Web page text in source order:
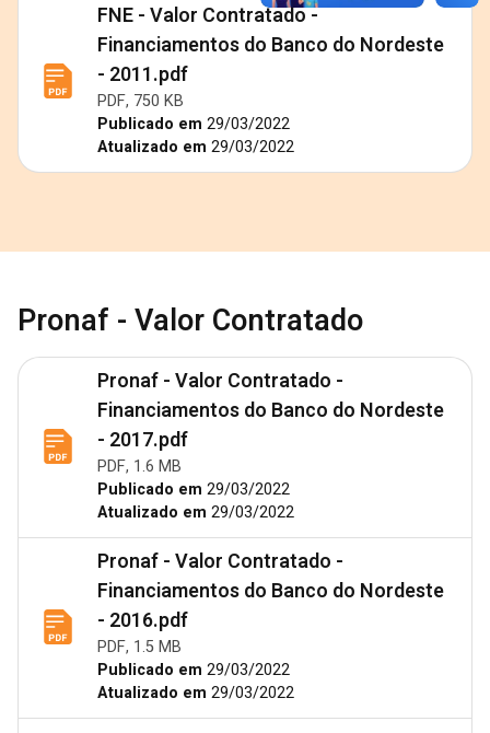
FNE - Valor Contratado -
Financiamentos do Banco do Nordeste
- 2011.pdf
PDF, 750 KB
Publicado em 29/03/2022
Atualizado em 29/03/2022
Pronaf - Valor Contratado
Pronaf - Valor Contratado -
Financiamentos do Banco do Nordeste
- 2017.pdf
PDF, 1.6 MB
Publicado em 29/03/2022
Atualizado em 29/03/2022
Pronaf - Valor Contratado -
Financiamentos do Banco do Nordeste
- 2016.pdf
PDF, 1.5 MB
Publicado em 29/03/2022
Atualizado em 29/03/2022